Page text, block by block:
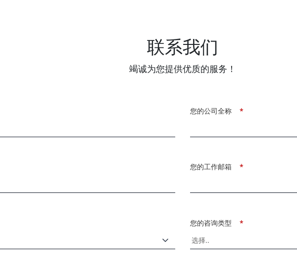
联系我们
竭诚为您提供优质的服务！
*
您的公司全称
*
您的工作邮箱
*
您的咨询类型